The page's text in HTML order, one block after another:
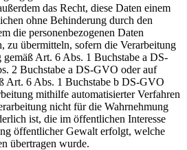
das Recht, diese Daten einem
ohne Behinderung durch den
die personenbezogenen Daten
zu übermitteln, sofern die Verarbeitung
Art. 6 Abs. 1 Buchstabe a DS-
2 Buchstabe a DS-GVO oder auf
Art. 6 Abs. 1 Buchstabe b DS-GVO
mithilfe automatisierter Verfahren
nicht für die Wahrnehmung
ist, die im öffentlichen Interesse
öffentlicher Gewalt erfolgt, welche
übertragen wurde.